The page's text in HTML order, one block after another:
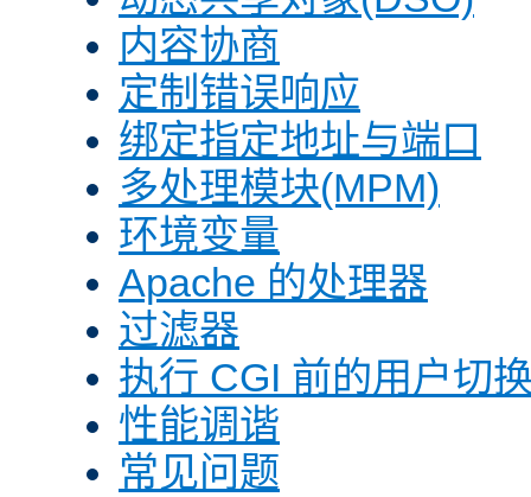
内容协商
定制错误响应
绑定指定地址与端口
多处理模块(MPM)
环境变量
Apache 的处理器
过滤器
执行 CGI 前的用户切
性能调谐
常见问题